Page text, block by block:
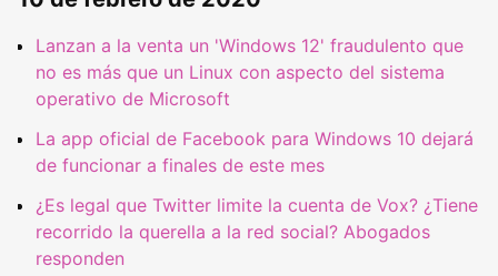
Lanzan a la venta un 'Windows 12' fraudulento que
no es más que un Linux con aspecto del sistema
operativo de Microsoft
La app oficial de Facebook para Windows 10 dejará
de funcionar a finales de este mes
¿Es legal que Twitter limite la cuenta de Vox? ¿Tiene
recorrido la querella a la red social? Abogados
responden